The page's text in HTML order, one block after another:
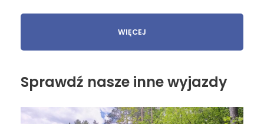
Park Krajobrazowy
Wzniesień Łódzkich
Park Krajobrazowy Wzniesień Łódzkich to unikatowy
teren o krajobrazie wyżynnym. Pełen rezerwatów
przyrody, czystych rzek, źródlisk i starych,
WIĘCEJ
Sprawdź nasze inne wyjazdy